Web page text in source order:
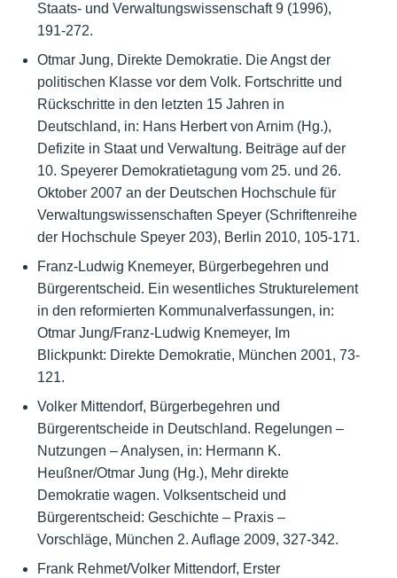
Staats- und Verwaltungswissenschaft 9 (1996),
191-272.
Otmar Jung, Direkte Demokratie. Die Angst der
politischen Klasse vor dem Volk. Fortschritte und
Rückschritte in den letzten 15 Jahren in
Deutschland, in: Hans Herbert von Arnim (Hg.),
Defizite in Staat und Verwaltung. Beiträge auf der
10. Speyerer Demokratietagung vom 25. und 26.
Oktober 2007 an der Deutschen Hochschule für
Verwaltungswissenschaften Speyer (Schriftenreihe
der Hochschule Speyer 203), Berlin 2010, 105-171.
Franz-Ludwig Knemeyer, Bürgerbegehren und
Bürgerentscheid. Ein wesentliches Strukturelement
in den reformierten Kommunalverfassungen, in:
Otmar Jung/Franz-Ludwig Knemeyer, Im
Blickpunkt: Direkte Demokratie, München 2001, 73-
121.
Volker Mittendorf, Bürgerbegehren und
Bürgerentscheide in Deutschland. Regelungen –
Nutzungen – Analysen, in: Hermann K.
Heußner/Otmar Jung (Hg.), Mehr direkte
Demokratie wagen. Volksentscheid und
Bürgerentscheid: Geschichte – Praxis –
Vorschläge, München 2. Auflage 2009, 327-342.
Frank Rehmet/Volker Mittendorf, Erster